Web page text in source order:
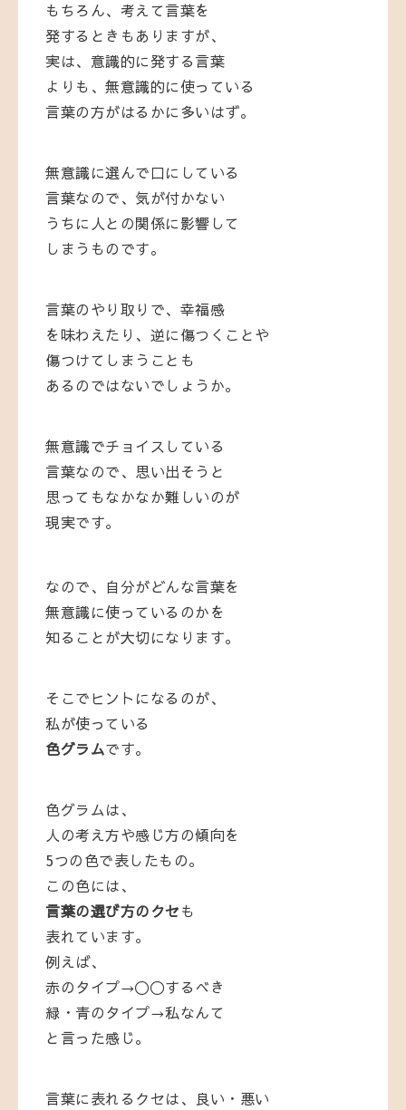
もちろん、考えて言葉を
発するときもありますが、
実は、意識的に発する言葉
よりも、無意識的に使っている
言葉の方がはるかに多いはず。
無意識に選んで口にしている
言葉なので、気が付かない
うちに人との関係に影響して
しまうものです。
言葉のやり取りで、幸福感
を味わえたり、逆に傷つくことや
傷つけてしまうことも
あるのではないでしょうか。
無意識でチョイスしている
言葉なので、思い出そうと
思ってもなかなか難しいのが
現実です。
なので、 自分がどんな言葉を
無意識に使っているのかを
知ることが大切になります。
そこでヒントになるのが、
私が使っている
色グラムです。
色グラムは、
人の考え方や感じ方の傾向を
5つの色で表したもの。
この色には、
言葉の選び方のクセも
表れています。
例えば、
赤のタイプ→〇〇するべき
緑・青のタイプ→私なんて
と言った感じ。
言葉に表れるクセは、
良い・悪い